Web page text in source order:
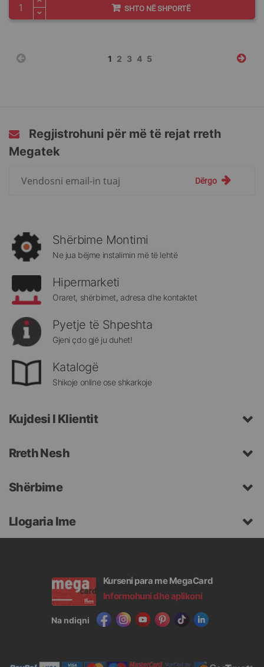
SHTO NË SHPORTË
Faqja
You're
1 Faqja
2 Faqja
3 Faqja
4 Faqja
5
Regjistrohuni për më të rejat rreth
Megatek
rreth
Megatek:
Dërgo
Shërbime Montimi
Ne jua bëjme instalimin më të lehtë
Hipermarketi
Oraret, shërbimet, adresa dhe kontaktet
Pyetje të Shpeshta
Gjeni çdo gjë ju duhet!
Katalogë
Shikoje online ose shkarkoje
Kujdesi I Klientit
Rreth Nesh
Shërbime
Llogaria Ime
Kurseni para me MegaCard
Informohuni dhe aplikoni
Na ndiqni